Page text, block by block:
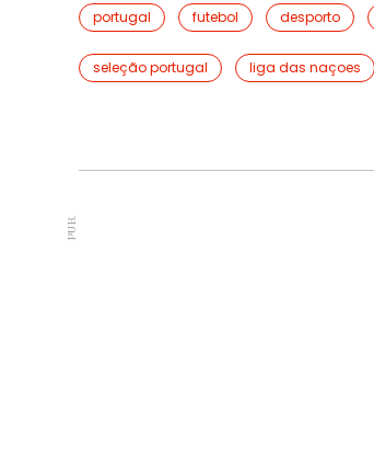
portugal futebol desporto
seleção portugal liga das naçoes
PUB.